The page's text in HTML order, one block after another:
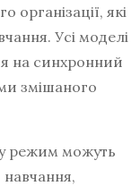
організації, які
Усі моделі
на синхронний
змішаного
режим можуть
навчання,